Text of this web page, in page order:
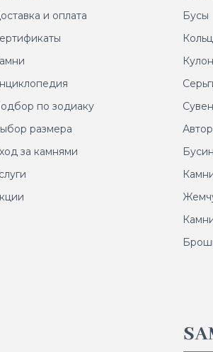
и оплата
по зодиаку
размера
за камнями
Бусы